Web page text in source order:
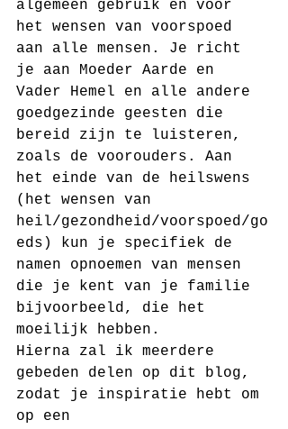
algemeen gebruik en voor
het wensen van voorspoed
aan alle mensen. Je richt
je aan Moeder Aarde en
Vader Hemel en alle andere
goedgezinde geesten die
bereid zijn te luisteren,
zoals de voorouders. Aan
het einde van de heilswens
(het wensen van
heil/gezondheid/voorspoed/go
eds) kun je specifiek de
namen opnoemen van mensen
die je kent van je familie
bijvoorbeeld, die het
moeilijk hebben.
Hierna zal ik meerdere
gebeden delen op dit blog,
zodat je inspiratie hebt om
op een